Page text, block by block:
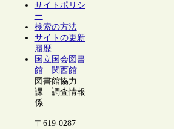
サイトポリシ
ー
検索の方法
サイトの更新
履歴
国立国会図書
館 関西館
図書館協力
課 調査情報
係
〒619-0287